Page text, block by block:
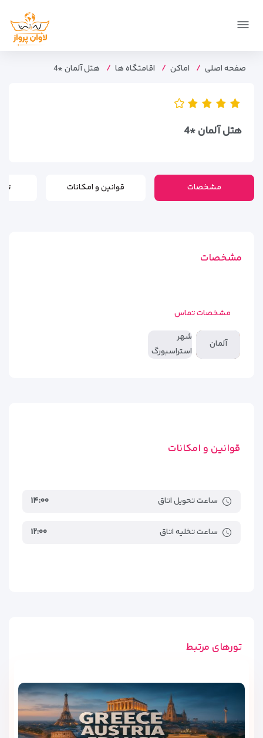
صفحه اصلی اماکن اقامتگاه ها هتل آلمان *4
هتل آلمان *4
مشخصات قوانین و امکانات
مشخصات
مشخصات تماس
آلمان
شهر
استراسبورگ
قوانین و امکانات
ساعت تحویل اتاق ۱۴:۰۰
ساعت تخلیه اتاق ۱۲:۰۰
تورهای مرتبط